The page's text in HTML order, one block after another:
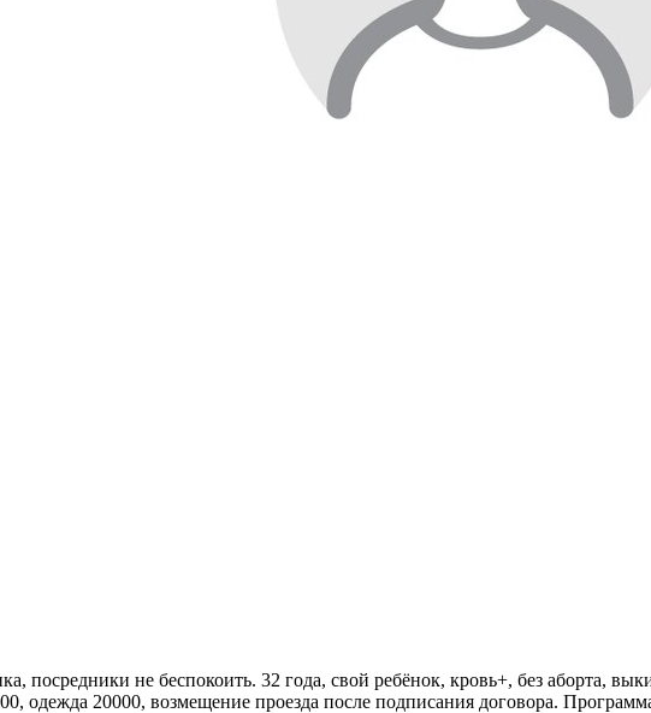
посредники не беспокоить. 32 года, свой ребёнок, кровь+, без аборта,
одежда 20000, возмещение проезда после подписания договора.